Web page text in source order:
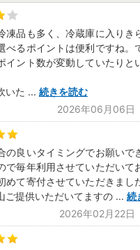
凍品も多く、冷蔵庫に入りき
べるポイントは便利ですね。
イント数が変動していたりと
いた ... 続きを読む
2026年06月06日
の良いタイミングでお願いで
で毎年利用させていただいて
めて寄付させていただきまし
ご提供いただいてますの ... 続
2026年02月22